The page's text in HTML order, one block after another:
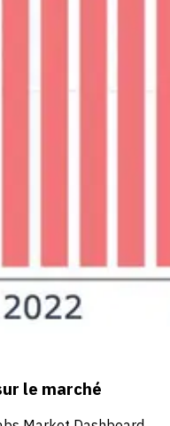
le marché